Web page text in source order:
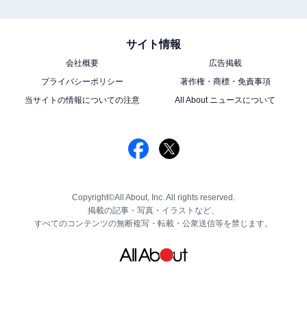
サイト情報
会社概要
広告掲載
プライバシーポリシー
著作権・商標・免責事項
当サイトの情報についての注意
All About ニュースについて
Copyright©All About, Inc. All rights reserved.
掲載の記事・写真・イラストなど、
すべてのコンテンツの無断複写・転載・公衆送信等を禁じます。